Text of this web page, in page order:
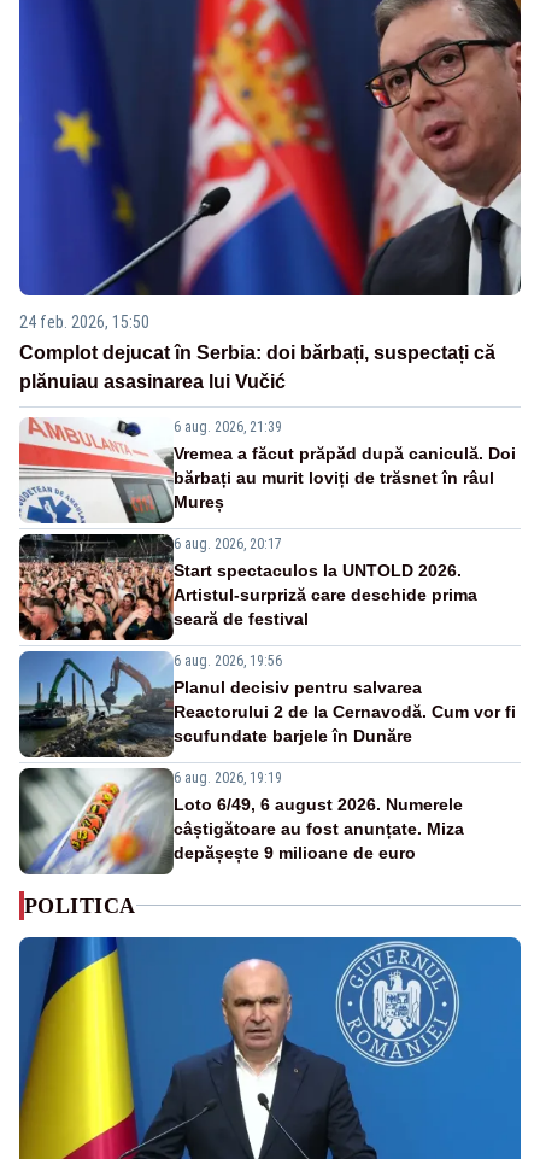
24 feb. 2026, 15:50
Complot dejucat în Serbia: doi bărbați, suspectați că
plănuiau asasinarea lui Vučić
6 aug. 2026, 21:39
Vremea a făcut prăpăd după caniculă. Doi
bărbați au murit loviți de trăsnet în râul
Mureș
6 aug. 2026, 20:17
Start spectaculos la UNTOLD 2026.
Artistul-surpriză care deschide prima
seară de festival
6 aug. 2026, 19:56
Planul decisiv pentru salvarea
Reactorului 2 de la Cernavodă. Cum vor fi
scufundate barjele în Dunăre
6 aug. 2026, 19:19
Loto 6/49, 6 august 2026. Numerele
câștigătoare au fost anunțate. Miza
depășește 9 milioane de euro
POLITICA